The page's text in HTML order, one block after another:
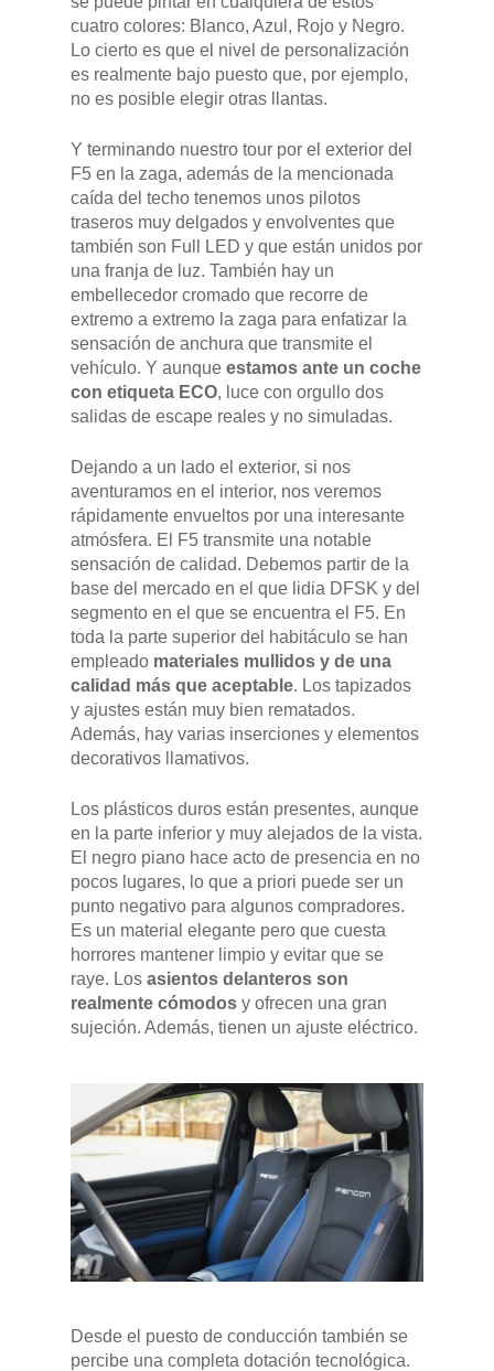
cuatro colores: Blanco, Azul, Rojo y Negro.
Lo cierto es que el nivel de personalización
es realmente bajo puesto que, por ejemplo,
no es posible elegir otras llantas.
Y terminando nuestro tour por el exterior del
F5 en la zaga, además de la mencionada
caída del techo tenemos unos pilotos
traseros muy delgados y envolventes que
también son Full LED y que están unidos por
una franja de luz. También hay un
embellecedor cromado que recorre de
extremo a extremo la zaga para enfatizar la
sensación de anchura que transmite el
vehículo. Y aunque estamos ante un coche
con etiqueta ECO, luce con orgullo dos
salidas de escape reales y no simuladas.
Dejando a un lado el exterior, si nos
aventuramos en el interior, nos veremos
rápidamente envueltos por una interesante
atmósfera. El F5 transmite una notable
sensación de calidad. Debemos partir de la
base del mercado en el que lidia DFSK y del
segmento en el que se encuentra el F5. En
toda la parte superior del habitáculo se han
empleado materiales mullidos y de una
calidad más que aceptable. Los tapizados
y ajustes están muy bien rematados.
Además, hay varias inserciones y elementos
decorativos llamativos.
Los plásticos duros están presentes, aunque
en la parte inferior y muy alejados de la vista.
El negro piano hace acto de presencia en no
pocos lugares, lo que a priori puede ser un
punto negativo para algunos compradores.
Es un material elegante pero que cuesta
horrores mantener limpio y evitar que se
raye. Los asientos delanteros son
realmente cómodos y ofrecen una gran
sujeción. Además, tienen un ajuste eléctrico.
Desde el puesto de conducción también se
percibe una completa dotación tecnológica.